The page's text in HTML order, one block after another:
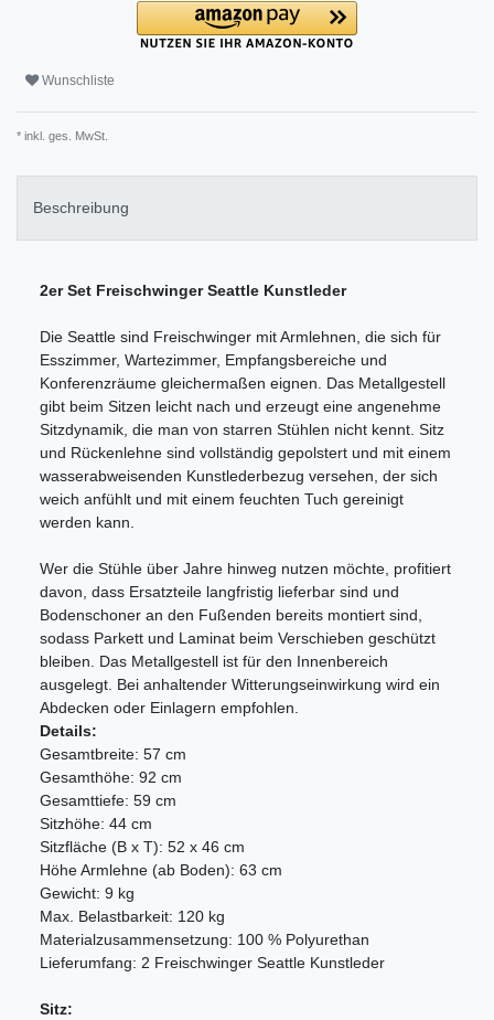
Wunschliste
* inkl. ges. MwSt.
Beschreibung
2er Set Freischwinger Seattle Kunstleder
Die Seattle sind Freischwinger mit Armlehnen, die sich für
Esszimmer, Wartezimmer, Empfangsbereiche und
Konferenzräume gleichermaßen eignen. Das Metallgestell
gibt beim Sitzen leicht nach und erzeugt eine angenehme
Sitzdynamik, die man von starren Stühlen nicht kennt. Sitz
und Rückenlehne sind vollständig gepolstert und mit einem
wasserabweisenden Kunstlederbezug versehen, der sich
weich anfühlt und mit einem feuchten Tuch gereinigt
werden kann.
Wer die Stühle über Jahre hinweg nutzen möchte, profitiert
davon, dass Ersatzteile langfristig lieferbar sind und
Bodenschoner an den Fußenden bereits montiert sind,
sodass Parkett und Laminat beim Verschieben geschützt
bleiben. Das Metallgestell ist für den Innenbereich
ausgelegt. Bei anhaltender Witterungseinwirkung wird ein
Abdecken oder Einlagern empfohlen.
Details:
Gesamtbreite: 57 cm
Gesamthöhe: 92 cm
Gesamttiefe: 59 cm
Sitzhöhe: 44 cm
Sitzfläche (B x T): 52 x 46 cm
Höhe Armlehne (ab Boden): 63 cm
Gewicht: 9 kg
Max. Belastbarkeit: 120 kg
Materialzusammensetzung: 100 % Polyurethan
Lieferumfang: 2 Freischwinger Seattle Kunstleder
Sitz: